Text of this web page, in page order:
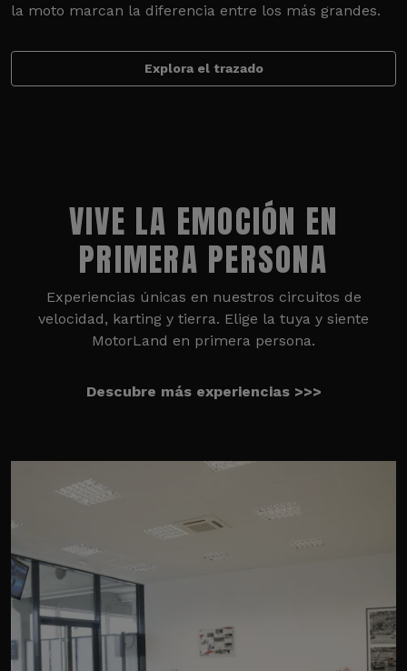
la moto marcan la diferencia entre los más grandes.
Explora el trazado
VIVE LA EMOCIÓN EN
PRIMERA PERSONA
Experiencias únicas en nuestros circuitos de
velocidad, karting y tierra. Elige la tuya y siente
MotorLand en primera persona.
Descubre más experiencias >>>